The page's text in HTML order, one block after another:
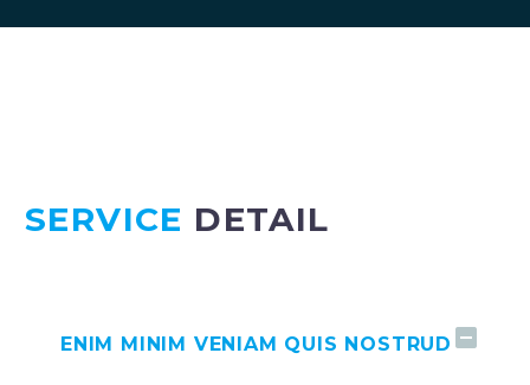
SERVICE DETAIL
ENIM MINIM VENIAM QUIS NOSTRUD